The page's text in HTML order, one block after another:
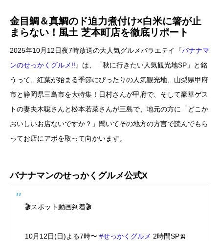
金目鯛＆真鯛のド迫力煮付け×白米に箸が止
まらない！風土 芝本町店を徹底リポート
2025年10月12日夜7時放送の大人気グルメバラエテイ『バナナマ
ンのせっかくグルメ!!』は、「秋に行きたい人気観光地SP」と銘
うって、紅葉が始まる季節にぴったりの人気観光地、山梨県甲府
市と静岡県三島市を大特集！日村さんが甲府で、そして豪華ゲス
トの妻夫木聡さんと松本若菜さんが三島で、地元の方に「どこか
おいしいお店ないですか？」聞いてその地方の方言で読んでもら
ってお店にアポを取って向かいます。
バナナマンのせっかくグルメ公式X
🎬スポット動画到着🎬
10月12日(日)よる7時〜 #せっかくグルメ 2時間SP🍌